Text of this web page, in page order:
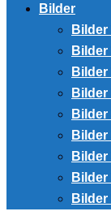
Bilder
Bilder
Bilder
Bilder
Bilder
Bilder
Bilder
Bilder
Bilder
Bilder